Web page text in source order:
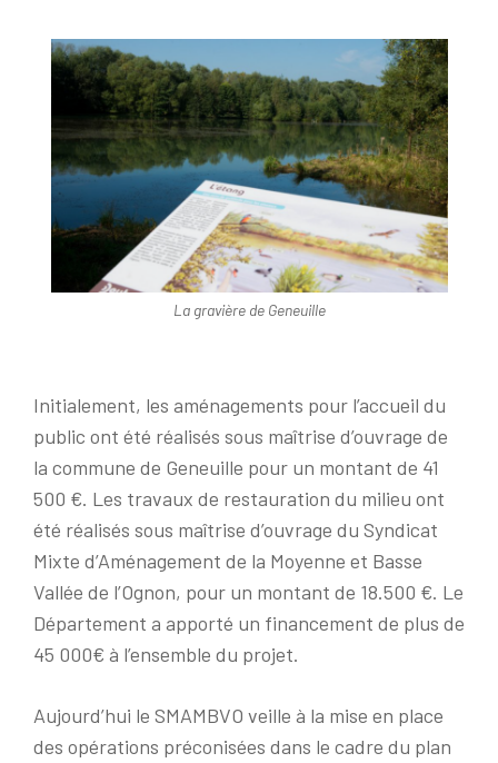
La gravière de Geneuille
Initialement, les aménagements pour l’accueil du
public ont été réalisés sous maîtrise d’ouvrage de
la commune de Geneuille pour un montant de 41
500 €. Les travaux de restauration du milieu ont
été réalisés sous maîtrise d’ouvrage du Syndicat
Mixte d’Aménagement de la Moyenne et Basse
Vallée de l’Ognon, pour un montant de 18.500 €. Le
Département a apporté un financement de plus de
45 000€ à l’ensemble du projet.
Aujourd’hui le SMAMBVO veille à la mise en place
des opérations préconisées dans le cadre du plan